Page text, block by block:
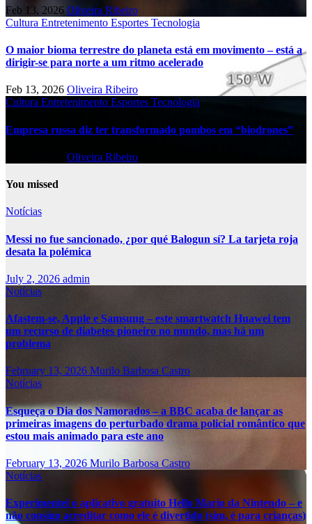
Feb 13, 2026 Oliveira Ribeiro
Cultura Entretenimento Esportes Tecnologia
O maior bioma terrestre do planeta está em movimento – está a
dirigir-se para norte a um ritmo acelerado
Feb 13, 2026 Oliveira Ribeiro
Cultura Entretenimento Esportes Tecnologia
Empresa russa diz ter transformado pombos em “biodrones”
Oliveira Ribeiro
You missed
Notícias
Messi no fue sancionado, ¿por qué Balogun sí? La tarjeta roja
desata la polémica
July 2, 2026 admin
Notícias
Afastem-se, Apple e Samsung – este smartwatch Huawei tem
um recurso de diabetes pioneiro no mundo, mas há um
problema
February 13, 2026 Murilo Barbosa Castro
Notícias
Esqueça o Dia dos Namorados – a BBC acaba de lançar as
primeiras imagens do perturbado drama policial romântico que
estou mais animado para este ano
February 13, 2026 Murilo Barbosa Castro
Notícias
Experimentei o aplicativo gratuito Hello Mario da Nintendo – e
não consigo acreditar como ele é divertido (sim, é para crianças)